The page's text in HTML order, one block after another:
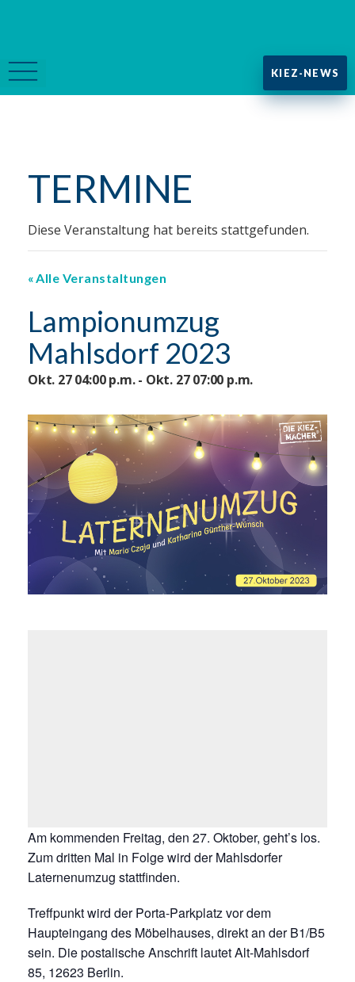
KIEZ-NEWS
TERMINE
Diese Veranstaltung hat bereits stattgefunden.
Alle Veranstaltungen
Lampionumzug
Mahlsdorf 2023
Okt. 27 04:00 p.m. - Okt. 27 07:00 p.m.
Am kommenden Freitag, den 27. Oktober, geht’s los.
Zum dritten Mal in Folge wird der Mahlsdorfer
Laternenumzug stattfinden.
Treffpunkt wird der Porta-Parkplatz vor dem
Haupteingang des Möbelhauses, direkt an der B1/B5
sein. Die postalische Anschrift lautet Alt-Mahlsdorf
85, 12623 Berlin.